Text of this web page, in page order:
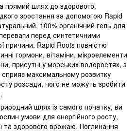
прямий шлях до здорового,
зростання за допомогою Rapid
100% органічний гель для
перед синтетичними
причини. Rapid Roots повністю
гормони, вітаміни, мікроелементи
присутні у морських водоростях, з
сприяє максимальному розвитку
розсади, чого не можуть зробити
шлях із самого початку, ви
умови для енергійного росту,
та здорового врожаю. Поглинання